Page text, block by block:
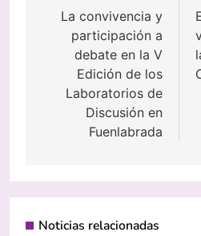
de
entradas
La convivencia y
participación a
debate en la V
Edición de los
Laboratorios de
Discusión en
Fuenlabrada
Noticias relacionadas